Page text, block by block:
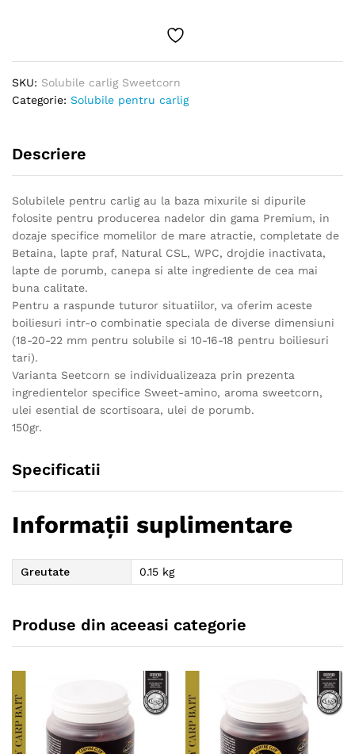
SKU: Solubile carlig Sweetcorn
Categorie: Solubile pentru carlig
Descriere
Solubilele pentru carlig au la baza mixurile si dipurile
folosite pentru producerea nadelor din gama Premium, in
dozaje specifice momelilor de mare atractie, completate de
Betaina, lapte praf, Natural CSL, WPC, drojdie inactivata,
lapte de porumb, canepa si alte ingrediente de cea mai
buna calitate.
Pentru a raspunde tuturor situatiilor, va oferim aceste
boiliesuri intr-o combinatie speciala de diverse dimensiuni
(18-20-22 mm pentru solubile si 10-16-18 pentru boiliesuri
tari).
Varianta Seetcorn se individualizeaza prin prezenta
ingredientelor specifice Sweet-amino, aroma sweetcorn,
ulei esential de scortisoara, ulei de porumb.
150gr.
Specificatii
Informații suplimentare
Greutate 0.15 kg
Produse din aceeasi categorie